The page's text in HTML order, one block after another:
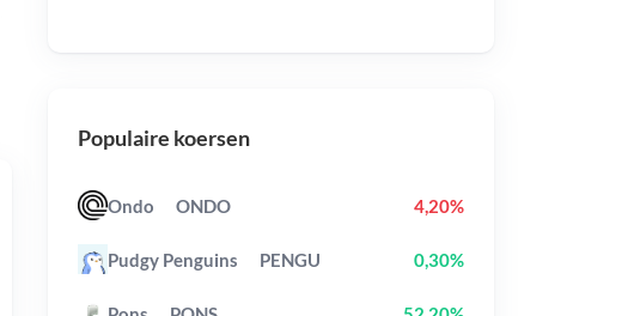
Populaire koersen
Ondo ONDO 4,20%
Pudgy Penguins PENGU 0,30%